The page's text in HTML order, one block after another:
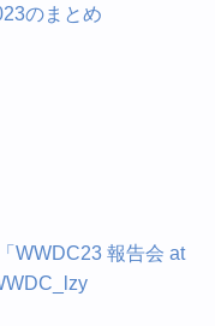
のまとめ
WWDC23 報告会 at